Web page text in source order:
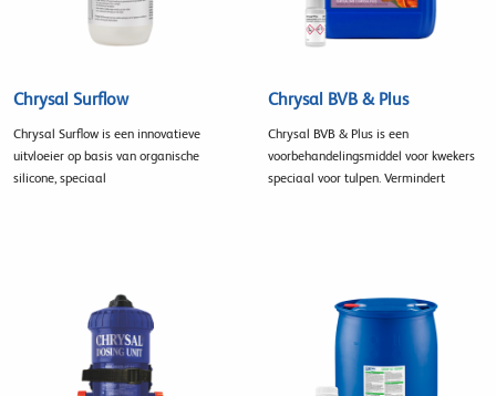
Chrysal Surflow
Chrysal Surflow is een innovatieve
uitvloeier op basis van organische
silicone, speciaal
Chrysal BVB & Plus
Chrysal BVB & Plus is een
voorbehandelingsmiddel voor kwekers
speciaal voor tulpen. Vermindert